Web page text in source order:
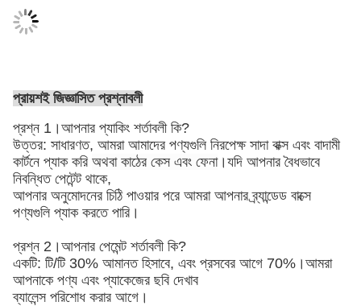
প্রায়শই জিজ্ঞাসিত প্রশ্নাবলী
প্রশ্ন 1।আপনার প্যাকিং শর্তাবলী কি?
উত্তর: সাধারণত, আমরা আমাদের পণ্যগুলি নিরপেক্ষ সাদা বাক্স এবং বাদামী
কার্টনে প্যাক করি অথবা কাঠের কেস এবং ফেনা।যদি আপনার বৈধভাবে
নিবন্ধিত পেটেন্ট থাকে,
আপনার অনুমোদনের চিঠি পাওয়ার পরে আমরা আপনার ব্র্যান্ডেড বাক্সে
পণ্যগুলি প্যাক করতে পারি।
প্রশ্ন 2।আপনার পেমেন্ট শর্তাবলী কি?
একটি: টি/টি 30% আমানত হিসাবে, এবং প্রসবের আগে 70%।আমরা
আপনাকে পণ্য এবং প্যাকেজের ছবি দেখাব
ব্যালেন্স পরিশোধ করার আগে।